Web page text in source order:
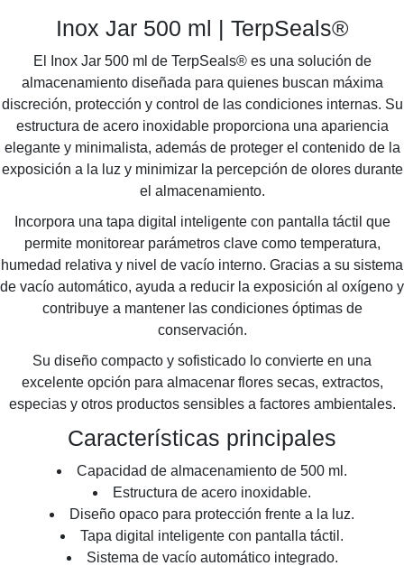
Inox Jar 500 ml | TerpSeals®
El Inox Jar 500 ml de TerpSeals® es una solución de
almacenamiento diseñada para quienes buscan máxima
discreción, protección y control de las condiciones internas. Su
estructura de acero inoxidable proporciona una apariencia
elegante y minimalista, además de proteger el contenido de la
exposición a la luz y minimizar la percepción de olores durante
el almacenamiento.
Incorpora una tapa digital inteligente con pantalla táctil que
permite monitorear parámetros clave como temperatura,
humedad relativa y nivel de vacío interno. Gracias a su sistema
de vacío automático, ayuda a reducir la exposición al oxígeno y
contribuye a mantener las condiciones óptimas de
conservación.
Su diseño compacto y sofisticado lo convierte en una
excelente opción para almacenar flores secas, extractos,
especias y otros productos sensibles a factores ambientales.
Características principales
Capacidad de almacenamiento de 500 ml.
Estructura de acero inoxidable.
Diseño opaco para protección frente a la luz.
Tapa digital inteligente con pantalla táctil.
Sistema de vacío automático integrado.